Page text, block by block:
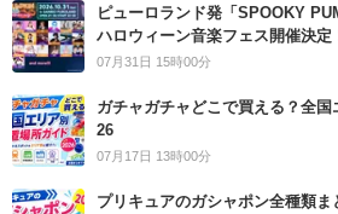
ピューロランド発「SPOOKY
ハロウィーン音楽フェス開催決定
07月31日 15時00分
ガチャガチャどこで買える？全
26
07月17日 13時00分
プリキュアのガシャポン全種類